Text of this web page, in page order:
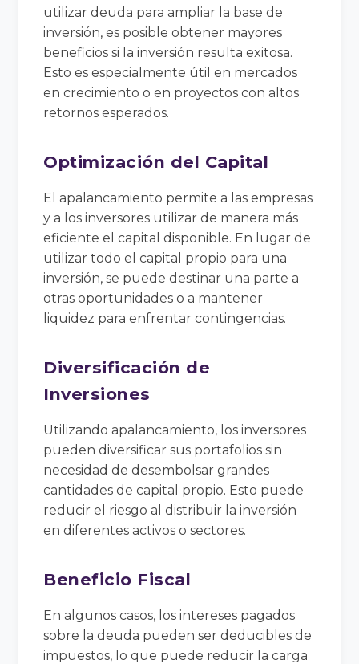
utilizar deuda para ampliar la base de
inversión, es posible obtener mayores
beneficios si la inversión resulta exitosa.
Esto es especialmente útil en mercados
en crecimiento o en proyectos con altos
retornos esperados.
Optimización del Capital
El apalancamiento permite a las empresas
y a los inversores utilizar de manera más
eficiente el capital disponible. En lugar de
utilizar todo el capital propio para una
inversión, se puede destinar una parte a
otras oportunidades o a mantener
liquidez para enfrentar contingencias.
Diversificación de
Inversiones
Utilizando apalancamiento, los inversores
pueden diversificar sus portafolios sin
necesidad de desembolsar grandes
cantidades de capital propio. Esto puede
reducir el riesgo al distribuir la inversión
en diferentes activos o sectores.
Beneficio Fiscal
En algunos casos, los intereses pagados
sobre la deuda pueden ser deducibles de
impuestos, lo que puede reducir la carga